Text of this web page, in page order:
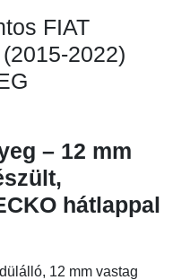
FIAT
2022)
– 12 mm
hátlappal
12 mm vastag